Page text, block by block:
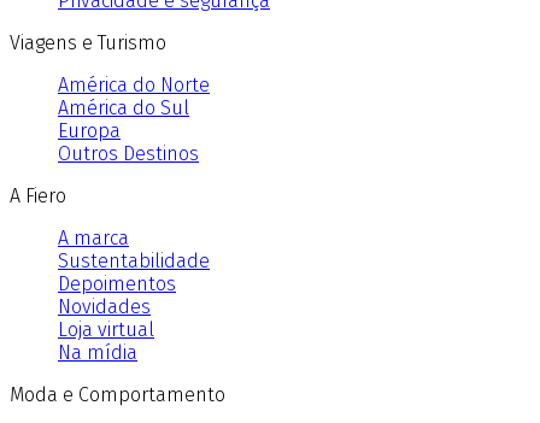
Viagens e Turismo
América do Norte
América do Sul
Europa
Outros Destinos
A Fiero
A marca
Sustentabilidade
Depoimentos
Novidades
Loja virtual
Na mídia
Moda e Comportamento